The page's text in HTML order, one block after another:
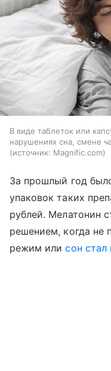
В виде таблеток или
нарушениях сна, смене
источник: Magnific.com
За прошлый год
упаковок таких
рублей. Мелатонин
решением, когда не
режим илисон стал